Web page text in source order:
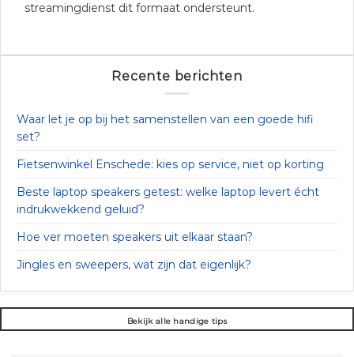
streamingdienst dit formaat ondersteunt.
Recente berichten
Waar let je op bij het samenstellen van een goede hifi
set?
Fietsenwinkel Enschede: kies op service, niet op korting
Beste laptop speakers getest: welke laptop levert écht
indrukwekkend geluid?
Hoe ver moeten speakers uit elkaar staan?
Jingles en sweepers, wat zijn dat eigenlijk?
Bekijk alle handige tips